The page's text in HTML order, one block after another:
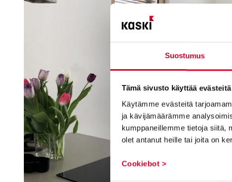
Suostumus
Tämä sivusto käyttää evästeitä
Käytämme evästeitä
ja kävijämäärämme
kumppaneillemme tietoja siitä,
olet antanut heille tai joita on
Cookiebot >